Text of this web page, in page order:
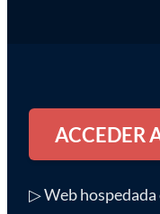
ACCEDER
▷ Web